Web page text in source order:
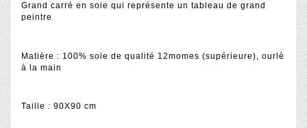
Grand carré en soie qui représente un tableau de grand
peintre
Matière : 100% soie de qualité 12momes (supérieure), ourlé
à la main
Taille : 90X90 cm